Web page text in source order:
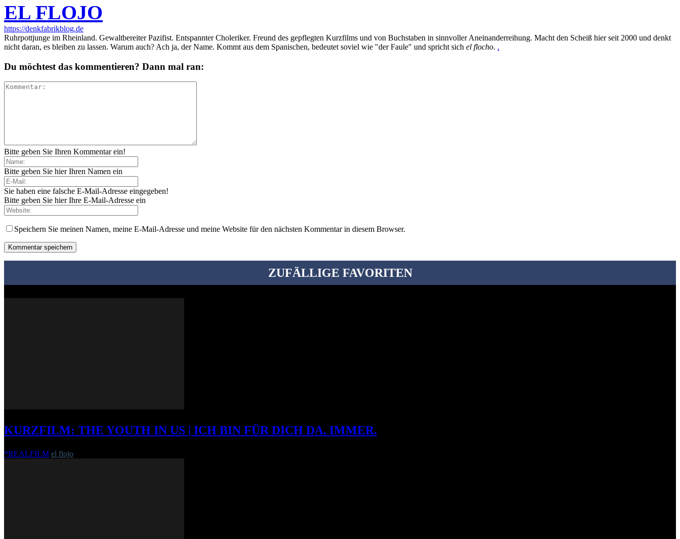
EL FLOJO
https://denkfabrikblog.de
Ruhrpottjunge im Rheinland. Gewaltbereiter Pazifist. Entspannter Choleriker. Freund des gepflegten Kurzfilms und von Buchstaben in sinnvoller Aneinanderreihung. Macht den Scheiß hier seit 2000 und denkt
nicht daran, es bleiben zu lassen. Warum auch? Ach ja, der Name. Kommt aus dem Spanischen, bedeutet soviel wie "der Faule" und spricht sich el flocho. .
Du möchtest das kommentieren? Dann mal ran:
Bitte geben Sie Ihren Kommentar ein!
Bitte geben Sie hier Ihren Namen ein
Sie haben eine falsche E-Mail-Adresse eingegeben!
Bitte geben Sie hier Ihre E-Mail-Adresse ein
Speichern Sie meinen Namen, meine E-Mail-Adresse und meine Website für den nächsten Kommentar in diesem Browser.
ZUFÄLLIGE FAVORITEN
KURZFILM: THE YOUTH IN US | ICH BIN FÜR DICH DA. IMMER.
*REALFILM el flojo